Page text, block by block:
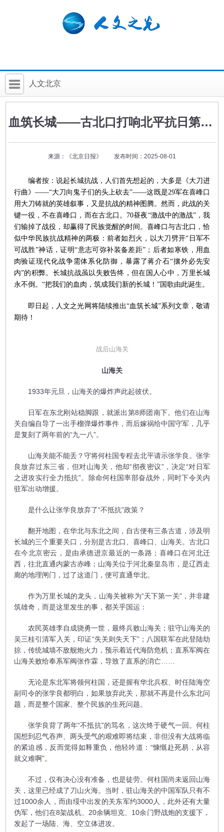
人文北京
社科要闻
社科讲堂
科普活动
血筑长城——古北口打响北平抗日第一枪（一）
来源：《北京日报》 发布时间：2025-08-01
编者按：说起长城抗战，人们首先想起的，大多是《大刀进
行曲》——“大刀向鬼子们的头上砍去”——这既是29军在喜峰口
用大刀铸就的英雄叙事，又是抗战的精神图腾。然而，此战的关
键一役，不在喜峰口，而在古北口。70昼夜“激战中的激战”，我
们输掉了战役，却赢得了民族觉醒的时间。喜峰口与古北口，恰
似中华民族抗战精神的两极：前者如烈火，以大刀劈开“日军不
可战胜”神话，证明“意志可弥补装备差距”；后者如寒铁，用血
肉验证现代化战争需体系化防御，暴露了蒋介石“攘外必先安
内”的积弊。长城抗战虽以失败告终，但在国人心中，万里长城
永不倒。“把我们的血肉，筑成我们新的长城！”国歌由此诞生。
即日起，人文之光网将陆续推出“血筑长城”系列文章，敬请
期待！
战后山海关
山海关
1933年元旦，山海关的爆炸声此起彼伏。
日军在东北刚站稳脚跟，就派出第8师团南下。他们在山海
关自编自导了一出手榴弹爆炸事件，而后嫁祸给中国守军，几乎
是复刻了两年前的“九一八”。
山海关能不能丢？守将何柱国专程去北平请示张学良。张学
良放弃过东三省，但对山海关，他却“彻夜密议”，决定“对日军
之进攻实行全力抵抗”。除命何柱国率部奋战外，同时下令关内
驻军出动增援。
是什么让张学良放弃了“不抵抗”政策？
翻开地图，在华北与东北之间，自古便有三条古道，涉及明
长城的三个重要关口，分别是古北口、喜峰口、山海关。古北口
在今北京密云，是由承德进京最近的一条路；喜峰口在河北迁
西，往北直通内蒙古赤峰；山海关位于河北秦皇岛市，是辽西走
廊的地理闸门，过了这道门，便可直通华北。
作为万里长城的龙头，山海关被称为“天下第一关”，并非建
筑雄奇，而是这里发生的事，都关乎国运：
农民英雄李自成骁勇一世，最终兵败山海关；驻守山海关的
吴三桂引清军入关，印证“失关则失天下”；八国联军在此登陆劫
掠，传统城墙不敌舰炮火力，预示着近代海防危机；直系军阀在
山海关败给奉系军阀张作霖，导致了直系的消亡……
无论是东北军将领何柱国，还是握有华北兵权、时任陆海空
副司令的张学良都明白，如果放弃此关，那就不再是什么东北问
题，而是整个国家、整个民族的生死问题。
张学良背了两年“不抵抗”的骂名，这次终于硬气一回。何柱
国想到忍气吞声、两头受气的艰难即将结束，非但没有大战将临
的紧迫感，反而觉得如释重负，他轻吟道：“慷慨赴死易，从容
就义难啊”。
不过，仅有决心没有准备，也是徒劳。何柱国尚未返回山海
关，这里已经成了刀山火海。当时，驻山海关的中国军队只有不
过1000余人，而由绥中出发的关东军约3000人，此外还有大量
伪军，他们在8架战机、20余辆坦克、10余门野战炮的支援下，
发起了一场陆、海、空立体进攻。